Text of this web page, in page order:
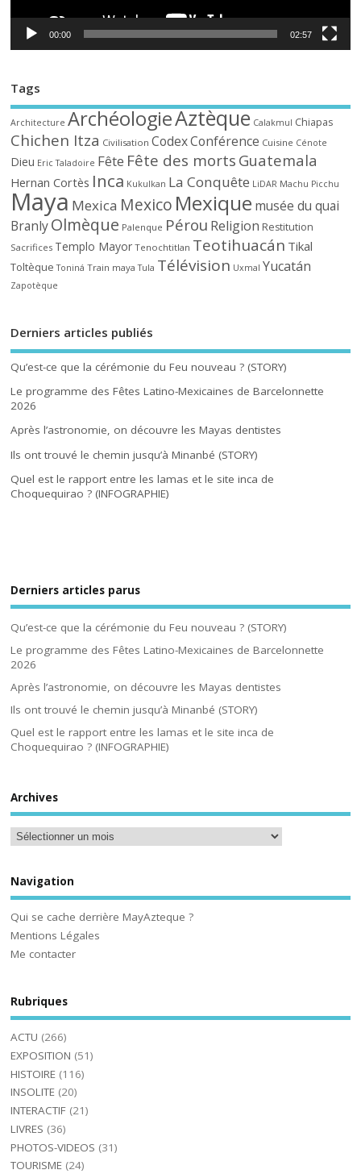
00:00 02:57
Tags
Architecture ArchéologieAztèque Calakmul Chiapas
Chichen Itza Civilisation CodexConférence Cuisine Cénote
Dieu Eric Taladoire Fête Fête des morts Guatemala
Hernan Cortès Inca Kukulkan La Conquête LiDAR Machu Picchu
Maya Mexica Mexico Mexique musée du quai
BranlyOlmèque Palenque Pérou Religion Restitution
Sacrifices Templo Mayor Tenochtitlan Teotihuacán Tikal
Toltèque Toniná Train maya Tula Télévision Uxmal Yucatán
Zapotèque
Derniers articles publiés
Qu’est-ce que la cérémonie du Feu nouveau ? (STORY)
Le programme des Fêtes Latino-Mexicaines de Barcelonnette
2026
Après l’astronomie, on découvre les Mayas dentistes
Ils ont trouvé le chemin jusqu’à Minanbé (STORY)
Quel est le rapport entre les lamas et le site inca de
Choquequirao ? (INFOGRAPHIE)
Derniers articles parus
Qu’est-ce que la cérémonie du Feu nouveau ? (STORY)
Le programme des Fêtes Latino-Mexicaines de Barcelonnette
2026
Après l’astronomie, on découvre les Mayas dentistes
Ils ont trouvé le chemin jusqu’à Minanbé (STORY)
Quel est le rapport entre les lamas et le site inca de
Choquequirao ? (INFOGRAPHIE)
Archives
Navigation
Qui se cache derrière MayAzteque ?
Mentions Légales
Me contacter
Rubriques
ACTU (266)
EXPOSITION (51)
HISTOIRE (116)
INSOLITE (20)
INTERACTIF (21)
LIVRES (36)
PHOTOS-VIDEOS (31)
TOURISME (24)